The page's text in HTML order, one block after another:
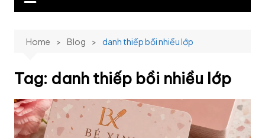
Home Blog danh thiếp bồi nhiều lớp
Tag: danh thiếp bồi nhiều lớp